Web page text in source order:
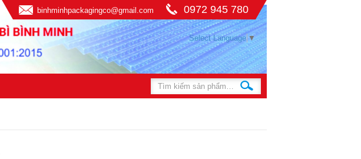
binhminhpackagingco@gmail.com 0972 945 780
Select Language ▼